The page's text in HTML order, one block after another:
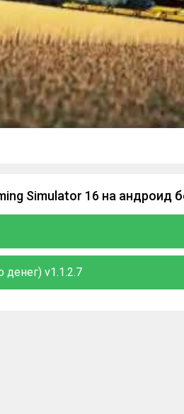
Simulator 16 на андроид
денег) v1.1.2.7